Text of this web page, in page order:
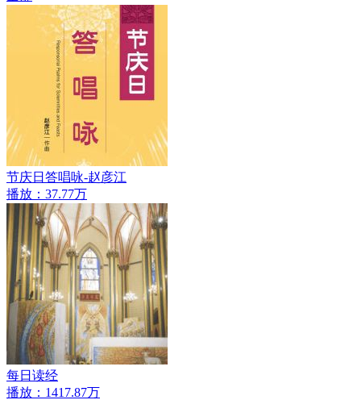
节庆日答唱咏-赵彦江
播放：37.77万
每日读经
播放：1417.87万